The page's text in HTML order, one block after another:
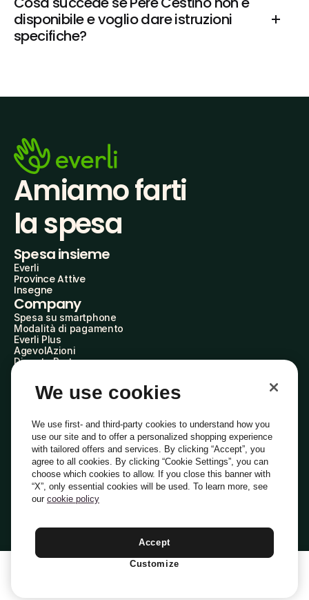
disponibile e voglio dare istruzioni
specifiche?
Amiamo farti
la spesa
Spesa insieme
Everli
Province Attive
Insegne
Company
Spesa su smartphone
Modalità di pagamento
Everli Plus
AgevolAzioni
Diventa Partner
Everli Shoppers
About Us
Everli News
Domande frequenti
Lavora con noi
Diventa Shopper
Investitori
PrivacyCookiePreferenze Cookie
Termini e CondizioniCodice Etico
Indirizzo PEC: everli@pec.it - indirizzo DPO: dpo@everli.com
Italiano
We use cookies
We use first- and third-party cookies to understand how you
use our site and to offer a personalized shopping experience
with tailored offers and services. By clicking “Accept”, you
agree to all cookies. By clicking “Cookie Settings”, you can
choose which cookies to allow. If you close this banner with
“X”, only essential cookies will be used. To learn more, see
our cookie policy
Accept
Customize